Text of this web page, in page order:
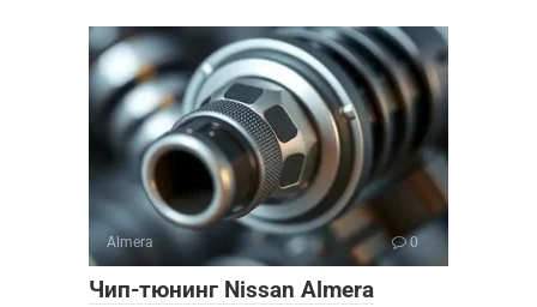
Almera 0
Чип-тюнинг Nissan Almera